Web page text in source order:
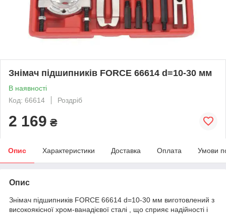
Знімач підшипників FORCE 66614 d=10-30 мм
В наявності
Код: 66614
Роздріб
2 169 ₴
Опис Характеристики Доставка Оплата Умови
Опис
Знімач підшипників FORCE 66614 d=10-30 мм виготовлений з
високоякісної хром-ванадієвої сталі , що сприяє надійності і